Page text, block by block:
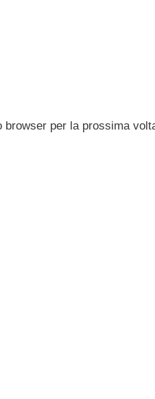
per la prossima